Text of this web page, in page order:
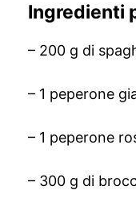
Ingredienti
– 200 g di
– 1 peperone
– 1 peperone
– 300 g di